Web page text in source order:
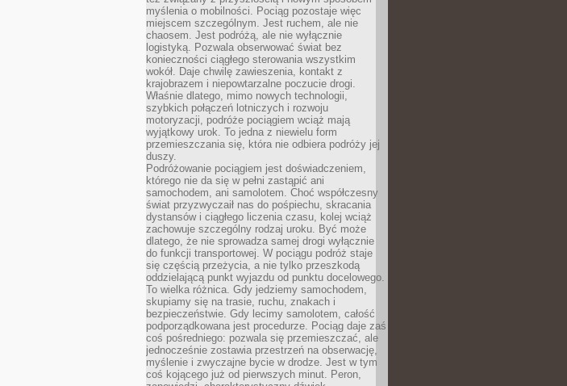
myślenia o mobilności. Pociąg pozostaje więc
miejscem szczególnym. Jest ruchem, ale nie
chaosem. Jest podróżą, ale nie wyłącznie
logistyką. Pozwala obserwować świat bez
konieczności ciągłego sterowania wszystkim
wokół. Daje chwilę zawieszenia, kontakt z
krajobrazem i niepowtarzalne poczucie drogi.
Właśnie dlatego, mimo nowych technologii,
szybkich połączeń lotniczych i rozwoju
motoryzacji, podróże pociągiem wciąż mają
wyjątkowy urok. To jedna z niewielu form
przemieszczania się, która nie odbiera podróży jej
duszy.
Podróżowanie pociągiem jest doświadczeniem,
którego nie da się w pełni zastąpić ani
samochodem, ani samolotem. Choć współczesny
świat przyzwyczaił nas do pośpiechu, skracania
dystansów i ciągłego liczenia czasu, kolej wciąż
zachowuje szczególny rodzaj uroku. Być może
dlatego, że nie sprowadza samej drogi wyłącznie
do funkcji transportowej. W pociągu podróż staje
się częścią przeżycia, a nie tylko przeszkodą
oddzielającą punkt wyjazdu od punktu docelowego.
To wielka różnica. Gdy jedziemy samochodem,
skupiamy się na trasie, ruchu, znakach i
bezpieczeństwie. Gdy lecimy samolotem, całość
podporządkowana jest procedurze. Pociąg daje zaś
coś pośredniego: pozwala się przemieszczać, ale
jednocześnie zostawia przestrzeń na obserwację,
myślenie i zwyczajne bycie w drodze. Jest w tym
coś kojącego już od pierwszych minut. Peron,